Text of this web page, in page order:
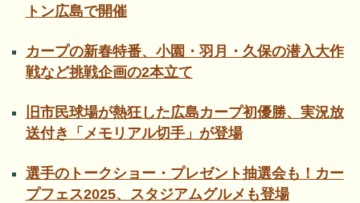
トン広島で開催
カープの新春特番、小園・羽月・久保の潜入大作
戦など挑戦企画の2本立て
旧市民球場が熱狂した広島カープ初優勝、実況放
送付き「メモリアル切手」が登場
選手のトークショー・プレゼント抽選会も！カー
プフェス2025、スタジアムグルメも登場